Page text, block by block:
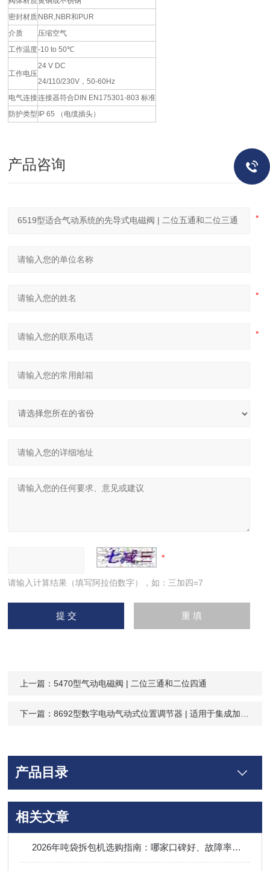
密封材质 NBR,NBR和PUR
介质
压缩空气
工作温度-10 to 50℃
工作电压
24 V DC
24/110/230V，50-60Hz
电气连接连接器符合DIN EN175301-803 标准
防护类型 IP 65 （电缆插头）
产品咨询
请输入计算结果（填写阿拉伯数字），如：三加四=7
上一篇：5470型气动电磁阀 | 二位三通和二位四通
下一篇：8692型数字电动气动式位置调节器 | 适用于集成加装到过程控制阀
产品目录
相关文章
2026年吨袋拆包机选购指南：哪家口碑好、故障率低，内行人都在看